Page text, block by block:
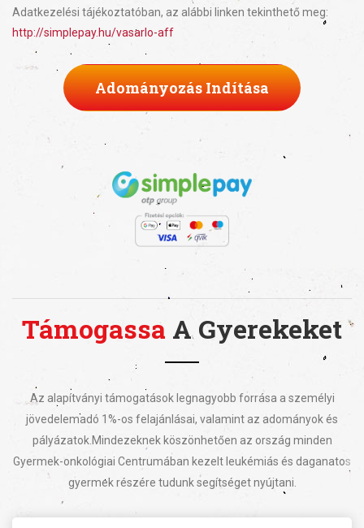
Adatkezelési tájékoztatóban, az alábbi linken tekinthető meg:
http://simplepay.hu/vasarlo-aff
Adományozás Indítása
Támogassa A Gyerekeket
Az alapítványi támogatások legnagyobb forrása a személyi
jövedelemadó 1%-os felajánlásai, valamint az adományok és
pályázatok.Mindezeknek köszönhetően az ország minden
Gyermek-onkológiai Centrumában kezelt leukémiás és daganatos
gyermek részére tudunk segítséget nyújtani.